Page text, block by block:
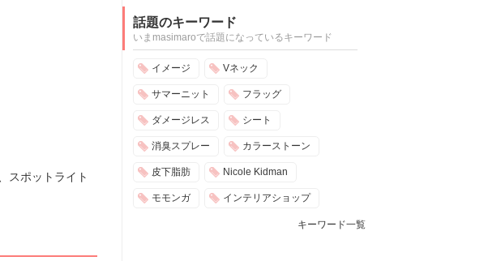
スポットライト
話題のキーワード
いまmasimaroで話題になっているキーワード
イメージ Vネック
サマーニット フラッグ
ダメージレス シート
消臭スプレー カラーストーン
皮下脂肪 Nicole Kidman
モモンガ インテリアショップ
キーワード一覧